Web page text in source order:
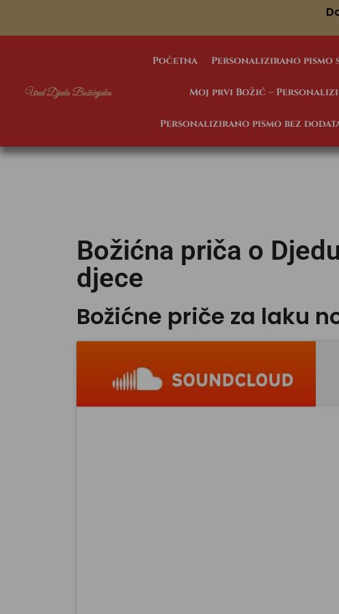
Početna Personalizirano pismo
Moj prvi Božić –
Personalizirano pismo bez
Božićna priča o
djece
Božićne priče za laku